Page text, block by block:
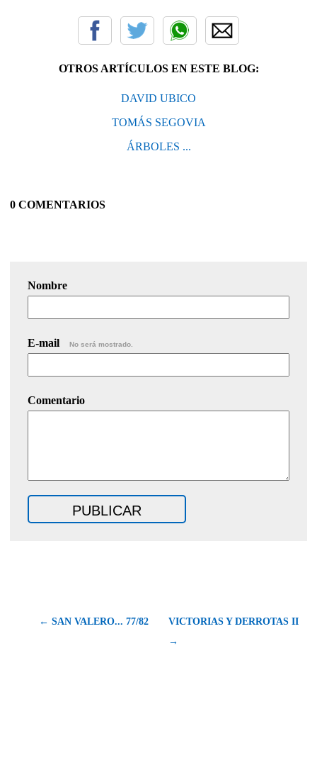
OTROS ARTÍCULOS EN ESTE BLOG:
DAVID UBICO
TOMÁS SEGOVIA
ÁRBOLES ...
0 COMENTARIOS
Nombre
E-mail No será mostrado.
Comentario
← SAN VALERO... 77/82
VICTORIAS Y DERROTAS II
→